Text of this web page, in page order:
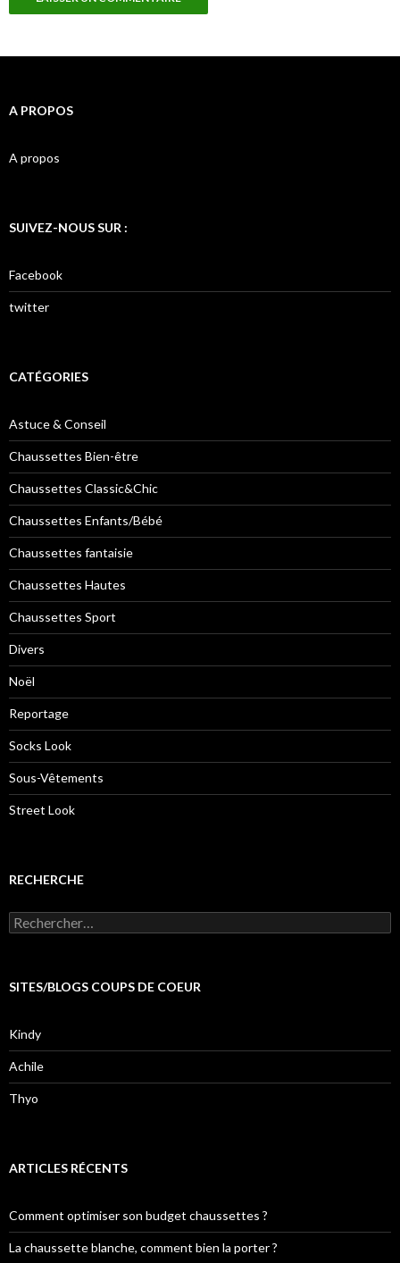
A PROPOS
A propos
SUIVEZ-NOUS SUR :
Facebook
twitter
CATÉGORIES
Astuce & Conseil
Chaussettes Bien-être
Chaussettes Classic&Chic
Chaussettes Enfants/Bébé
Chaussettes fantaisie
Chaussettes Hautes
Chaussettes Sport
Divers
Noël
Reportage
Socks Look
Sous-Vêtements
Street Look
RECHERCHE
Rechercher :
SITES/BLOGS COUPS DE COEUR
Kindy
Achile
Thyo
ARTICLES RÉCENTS
Comment optimiser son budget chaussettes ?
La chaussette blanche, comment bien la porter ?